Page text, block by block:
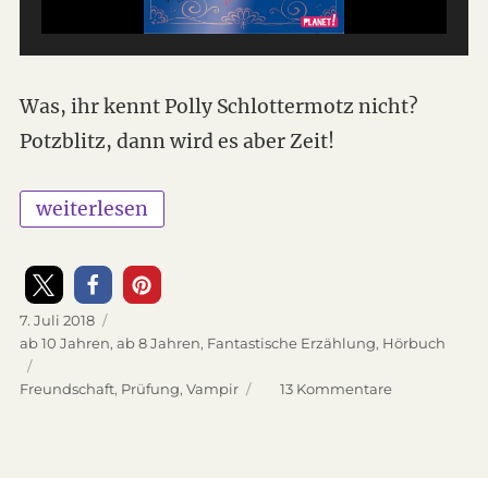
Was, ihr kennt Polly Schlottermotz nicht?
Potzblitz, dann wird es aber Zeit!
„Polly Schlottermotz“
weiterlesen
Veröffentlicht
am
7. Juli 2018
Kategorien
ab 10 Jahren, ab 8 Jahren, Fantastische Erzählung, Hörbuch
Schlagwörter
Freundschaft, Prüfung, Vampir 13 Kommentarezu